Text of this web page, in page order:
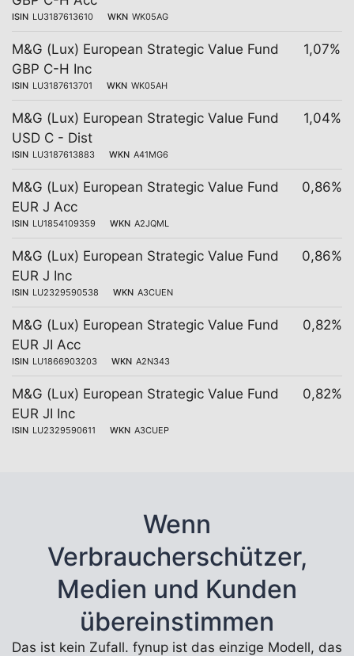
ISIN LU3187613610 WKN WK05AG
M&G (Lux) European Strategic Value Fund
GBP C-H Inc
ISIN LU3187613701 WKN WK05AH
1,07%
M&G (Lux) European Strategic Value Fund
USD C - Dist
ISIN LU3187613883 WKN A41MG6
1,04%
M&G (Lux) European Strategic Value Fund
EUR J Acc
ISIN LU1854109359 WKN A2JQML
0,86%
M&G (Lux) European Strategic Value Fund
EUR J Inc
ISIN LU2329590538 WKN A3CUEN
0,86%
M&G (Lux) European Strategic Value Fund
EUR JI Acc
ISIN LU1866903203 WKN A2N343
0,82%
M&G (Lux) European Strategic Value Fund
EUR JI Inc
ISIN LU2329590611 WKN A3CUEP
0,82%
Wenn
Verbraucherschützer,
Medien und Kunden
übereinstimmen
Das ist kein Zufall. fynup ist das einzige Modell, das